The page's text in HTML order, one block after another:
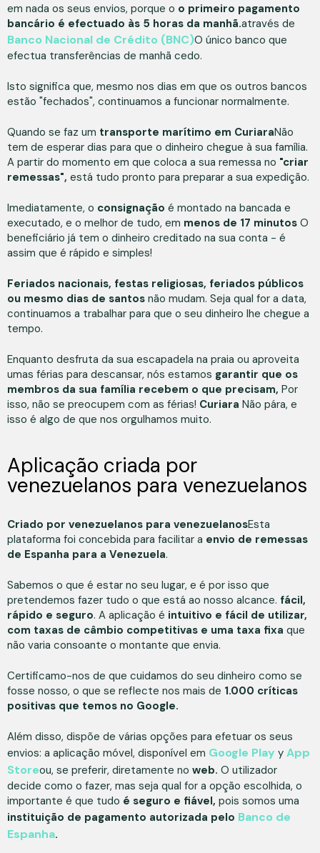
em nada os seus envios, porque o o primeiro pagamento
bancário é efectuado às 5 horas da manhã.através de
Banco Nacional de Crédito (BNC)O único banco que
efectua transferências de manhã cedo.
Isto significa que, mesmo nos dias em que os outros bancos
estão "fechados", continuamos a funcionar normalmente.
Quando se faz um transporte marítimo em CuriaraNão
tem de esperar dias para que o dinheiro chegue à sua família.
A partir do momento em que coloca a sua remessa no "criar
remessas", está tudo pronto para preparar a sua expedição.
Imediatamente, o consignação é montado na bancada e
executado, e o melhor de tudo, em menos de 17 minutos O
beneficiário já tem o dinheiro creditado na sua conta - é
assim que é rápido e simples!
Feriados nacionais, festas religiosas, feriados públicos
ou mesmo dias de santos não mudam. Seja qual for a data,
continuamos a trabalhar para que o seu dinheiro lhe chegue a
tempo.
Enquanto desfruta da sua escapadela na praia ou aproveita
umas férias para descansar, nós estamos garantir que os
membros da sua família recebem o que precisam, Por
isso, não se preocupem com as férias! Curiara Não pára, e
isso é algo de que nos orgulhamos muito.
Aplicação criada por
venezuelanos para venezuelanos
Criado por venezuelanos para venezuelanosEsta
plataforma foi concebida para facilitar a envio de remessas
de Espanha para a Venezuela.
Sabemos o que é estar no seu lugar, e é por isso que
pretendemos fazer tudo o que está ao nosso alcance. fácil,
rápido e seguro. A aplicação é intuitivo e fácil de utilizar,
com taxas de câmbio competitivas e uma taxa fixa que
não varia consoante o montante que envia.
Certificamo-nos de que cuidamos do seu dinheiro como se
fosse nosso, o que se reflecte nos mais de 1.000 críticas
positivas que temos no Google.
Além disso, dispõe de várias opções para efetuar os seus
envios: a aplicação móvel, disponível em Google Play y App
Storeou, se preferir, diretamente no web. O utilizador
decide como o fazer, mas seja qual for a opção escolhida, o
importante é que tudo é seguro e fiável, pois somos uma
instituição de pagamento autorizada pelo Banco de
Espanha.